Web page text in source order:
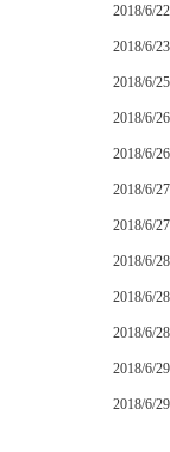
2018/6/22
2018/6/23
2018/6/25
2018/6/26
2018/6/26
2018/6/27
2018/6/27
2018/6/28
2018/6/28
2018/6/28
2018/6/29
2018/6/29